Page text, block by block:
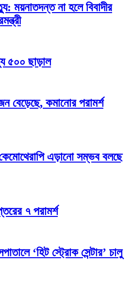
ময়নাতদন্ত না হলে বিবাদীর
৫০০ ছাড়াল
বেড়েছে, কমানোর পরামর্শ
এড়ানো সম্ভব বলছে
৭ পরামর্শ
‘হিট স্ট্রোক সেন্টার’ চালু